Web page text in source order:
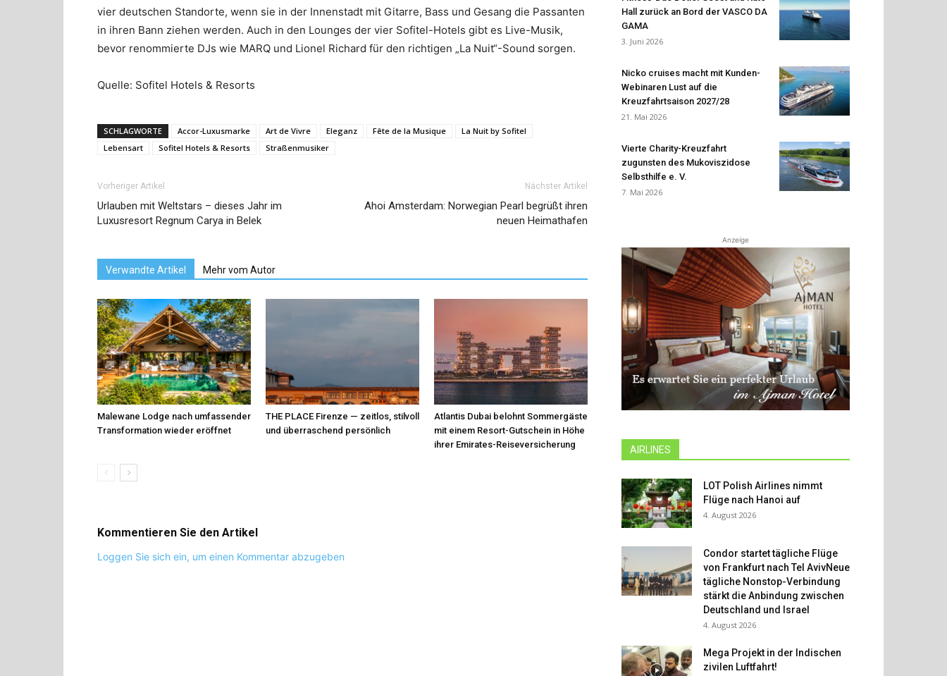
vier deutschen Standorte, wenn sie in der Innenstadt mit Gitarre, Bass und Gesang die Passanten
in ihren Bann ziehen werden. Auch in den Lounges der vier Sofitel-Hotels gibt es Live-Musik,
bevor renommierte DJs wie MARQ und Lionel Richard für den richtigen „La Nuit“-Sound sorgen.
Quelle: Sofitel Hotels & Resorts
SCHLAGWORTE Accor-Luxusmarke Art de Vivre Eleganz Fête de la Musique
La Nuit by Sofitel
Lebensart
Sofitel Hotels & Resorts Straßenmusiker
Vorheriger Artikel
Urlauben mit Weltstars – dieses Jahr im
Luxusresort Regnum Carya in Belek
Nächster Artikel
Ahoi Amsterdam: Norwegian Pearl begrüßt ihren
neuen Heimathafen
Verwandte Artikel Mehr vom Autor
Malewane Lodge nach umfassender
Transformation wieder eröffnet
THE PLACE Firenze — zeitlos, stilvoll
und überraschend persönlich
Atlantis Dubai belohnt Sommergäste
mit einem Resort-Gutschein in Höhe
ihrer Emirates-Reiseversicherung
Kommentieren Sie den Artikel
Loggen Sie sich ein, um einen Kommentar abzugeben
Hall zurück an Bord der VASCO DA
GAMA
3. Juni 2026
Nicko cruises macht mit Kunden-
Webinaren Lust auf die
Kreuzfahrtsaison 2027/28
21. Mai 2026
Vierte Charity-Kreuzfahrt
zugunsten des Mukoviszidose
Selbsthilfe e. V.
7. Mai 2026
Anzeige
AIRLINES
LOT Polish Airlines nimmt
Flüge nach Hanoi auf
4. August 2026
Condor startet tägliche Flüge
von Frankfurt nach Tel AvivNeue
tägliche Nonstop-Verbindung
stärkt die Anbindung zwischen
Deutschland und Israel
4. August 2026
Mega Projekt in der Indischen
zivilen Luftfahrt!